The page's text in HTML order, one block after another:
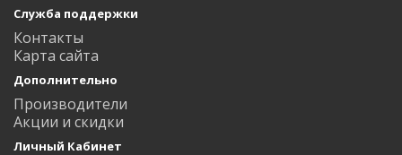
Служба поддержки
Контакты
Карта сайта
Дополнительно
Производители
Акции и скидки
Личный Кабинет